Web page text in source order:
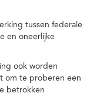
tussen federale
en oneerlijke
ook worden
om te proberen een
betrokken